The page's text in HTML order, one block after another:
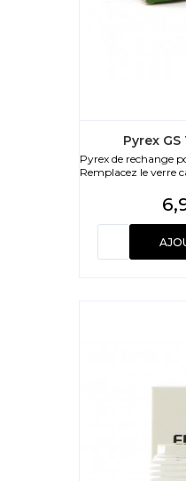
Pyrex GS
Pyrex de rechange
Remplacez le verre